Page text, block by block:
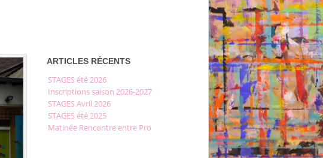
ARTICLES RÉCENTS
STAGES été 2026
Inscriptions saison 2026-2027
STAGES Avril 2026
STAGES été 2025
Matinée Rencontre entre Pro